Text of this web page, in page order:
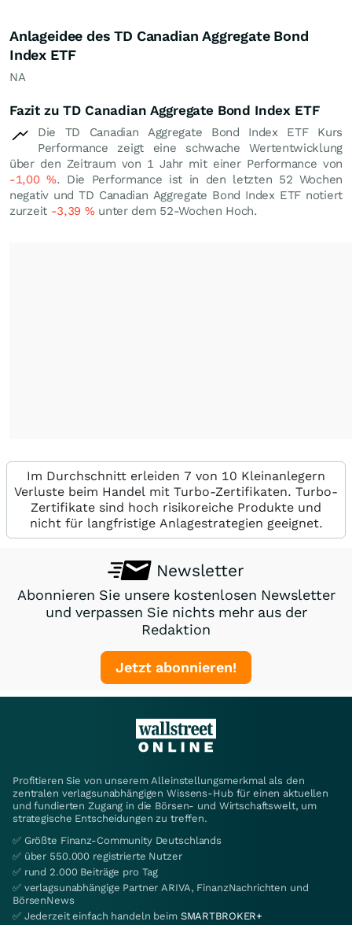
Anlageidee des TD Canadian Aggregate Bond
Index ETF
NA
Fazit zu TD Canadian Aggregate Bond Index ETF
Die TD Canadian Aggregate Bond Index ETF Kurs
Performance zeigt eine schwache Wertentwicklung
über den Zeitraum von 1 Jahr mit einer Performance von
-1,00%. Die Performance ist in den letzten 52 Wochen
negativ und TD Canadian Aggregate Bond Index ETF notiert
zurzeit -3,39 %unter dem 52-Wochen Hoch.
Im Durchschnitt erleiden 7 von 10 Kleinanlegern
Verluste beim Handel mit Turbo-Zertifikaten. Turbo-
Zertifikate sind hoch risikoreiche Produkte und
nicht für langfristige Anlagestrategien geeignet.
Newsletter
Abonnieren Sie unsere kostenlosen Newsletter
und verpassen Sie nichts mehr aus der
Redaktion
Jetzt abonnieren!
Profitieren Sie von unserem Alleinstellungsmerkmal als den
zentralen verlagsunabhängigen Wissens-Hub für einen aktuellen
und fundierten Zugang in die Börsen- und Wirtschaftswelt, um
strategische Entscheidungen zu treffen.
✅ Größte Finanz-Community Deutschlands
✅ über 550.000 registrierte Nutzer
✅ rund 2.000 Beiträge pro Tag
✅ verlagsunabhängige Partner ARIVA, FinanzNachrichten und
BörsenNews
✅ Jederzeit einfach handeln beim SMARTBROKER+